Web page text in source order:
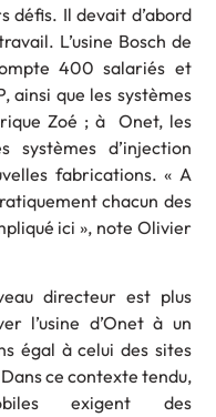
défis. Il devait d’abord
L’usine Bosch de
400 salariés et
ainsi que les systèmes
Zoé ; à Onet, les
systèmes d’injection
fabrications. « A
chacun des
ici », note Olivier
directeur est plus
l’usine d’Onet à un
égal à celui des sites
ce contexte tendu,
exigent des